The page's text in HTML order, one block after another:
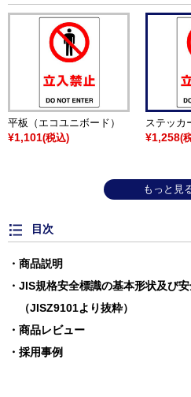
平板（エコユニボード）
¥1,101(税込)
ステッカ
¥1,258(
もっと見
目次
商品説明
JIS規格安全標識の基本形状及び
（JISZ9101より抜粋）
商品レビュー
採用事例